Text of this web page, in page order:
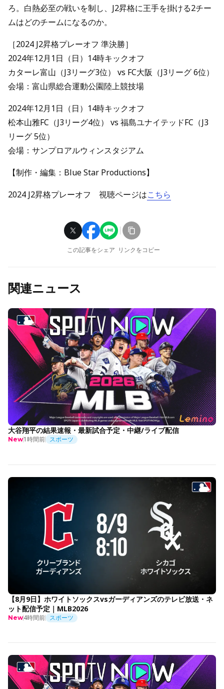
ろ。白熱必至の戦いを制し、J2昇格に王手を掛ける2チー
ムはどのチームになるのか。
［2024 J2昇格プレーオフ 準決勝］
2024年12月1日（日）14時キックオフ
カターレ富山（J3リーグ3位） vs FC大阪（J3リーグ 6位）
会場：富山県総合運動公園陸上競技場
2024年12月1日（日）14時キックオフ
松本山雅FC（J3リーグ4位） vs 福島ユナイテッドFC（J3
リーグ 5位）
会場：サンプロアルウィンスタジアム
【制作・編集：Blue Star Productions】
2024 J2昇格プレーオフ 視聴ページはこちら
この記事をシェア リンクをコピー
関連ニュース
大谷翔平の結果速報・最新試合予定・中継/ライブ配信
New1時間前 スポーツ
【8月9日】ホワイトソックスvsガーディアンズのテレビ放送・ネ
ット配信予定｜MLB2026
New4時間前 スポーツ